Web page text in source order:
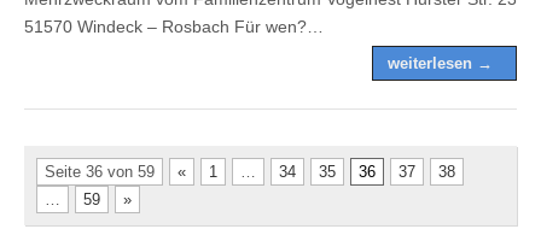
51570 Windeck – Rosbach Für wen?…
weiterlesen →
Seite 36 von 59 « 1 34 35 36 37
38
59 »